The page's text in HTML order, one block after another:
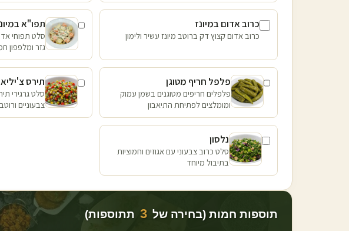
כרוב אדום במיונז
כרוב אדום קצוץ דק ברוטב מיונז עשיר ולימון
תפו"א
סלט תפוחי
גזר ומלפפון
פלפל חריף מטוגן
פלפלים חריפים מטוגנים בשמן עמוק
ומומלצים לפתיחת התיאבון
תירס
סלט גרגירי
צבעוניים
נלסון
סלט כרוב צבעוני עם אגוזים וחמוציות
בתיבול מיוחד
תוספות חמות (בחירה של 3 תתוספות)